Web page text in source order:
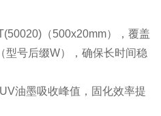
（500x20mm），覆盖
型号后缀W），确保长时间稳
油墨吸收峰值，固化效率提